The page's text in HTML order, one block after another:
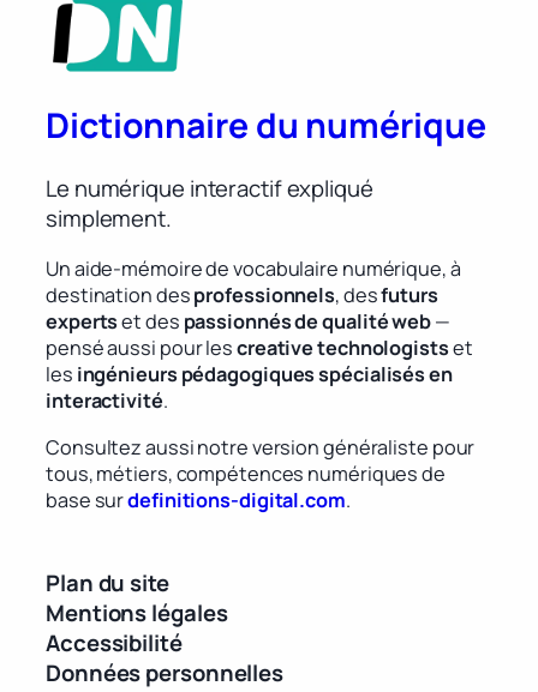
Dictionnaire du numérique
Le numérique interactif expliqué
simplement.
Un aide-mémoire de vocabulaire numérique, à
destination desprofessionnels, desfuturs
expertset des passionnés de qualité web—
pensé aussi pour lescreative technologistset
les ingénieurs pédagogiques spécialisés en
interactivité.
Consultez aussi notre version généraliste pour
tous, métiers, compétences numériques de
base surdefinitions-digital.com.
Plan du site
Mentions légales
Accessibilité
Données personnelles